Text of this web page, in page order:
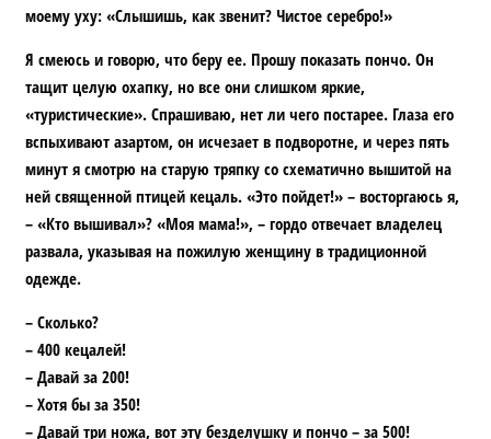
моему уху: «Слышишь, как звенит? Чистое серебро!»
Я смеюсь и говорю, что беру ее. Прошу показать пончо. Он
тащит целую охапку, но все они слишком яркие,
«туристические». Спрашиваю, нет ли чего постарее. Глаза его
вспыхивают азартом, он исчезает в подворотне, и через пять
минут я смотрю на старую тряпку со схематично вышитой на
ней священной птицей кецаль. «Это пойдет!» – восторгаюсь я,
– «Кто вышивал»? «Моя мама!», – гордо отвечает владелец
развала, указывая на пожилую женщину в традиционной
одежде.
– Сколько?
– 400 кецалей!
– Давай за 200!
– Хотя бы за 350!
– Давай три ножа, вот эту безделушку и пончо – за 500!